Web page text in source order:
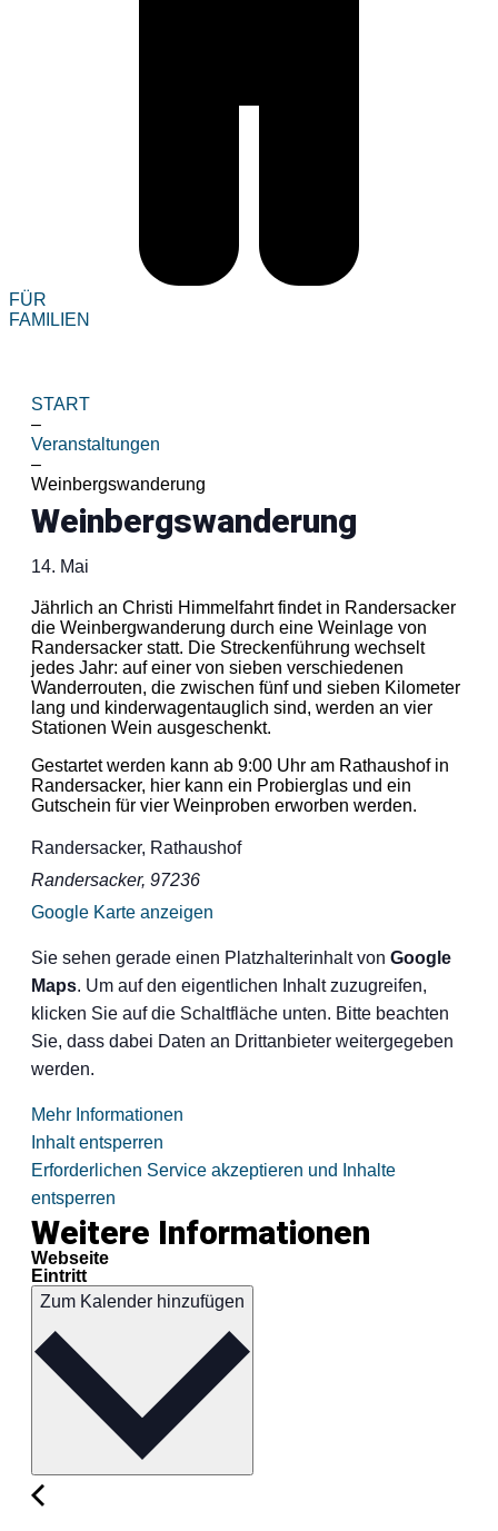
FÜR
FAMILIEN
START
–
Veranstaltungen
–
Weinbergswanderung
Weinbergswanderung
14. Mai
Jährlich an Christi Himmelfahrt findet in Randersacker
die Weinbergwanderung durch eine Weinlage von
Randersacker statt. Die Streckenführung wechselt
jedes Jahr: auf einer von sieben verschiedenen
Wanderrouten, die zwischen fünf und sieben Kilometer
lang und kinderwagentauglich sind, werden an vier
Stationen Wein ausgeschenkt.
Gestartet werden kann ab 9:00 Uhr am Rathaushof in
Randersacker, hier kann ein Probierglas und ein
Gutschein für vier Weinproben erworben werden.
Randersacker, Rathaushof
Randersacker, 97236
Google Karte anzeigen
Sie sehen gerade einen Platzhalterinhalt von Google
Maps. Um auf den eigentlichen Inhalt zuzugreifen,
klicken Sie auf die Schaltfläche unten. Bitte beachten
Sie, dass dabei Daten an Drittanbieter weitergegeben
werden.
Mehr Informationen
Inhalt entsperren
Erforderlichen Service akzeptieren und Inhalte
entsperren
Weitere Informationen
Webseite
Eintritt